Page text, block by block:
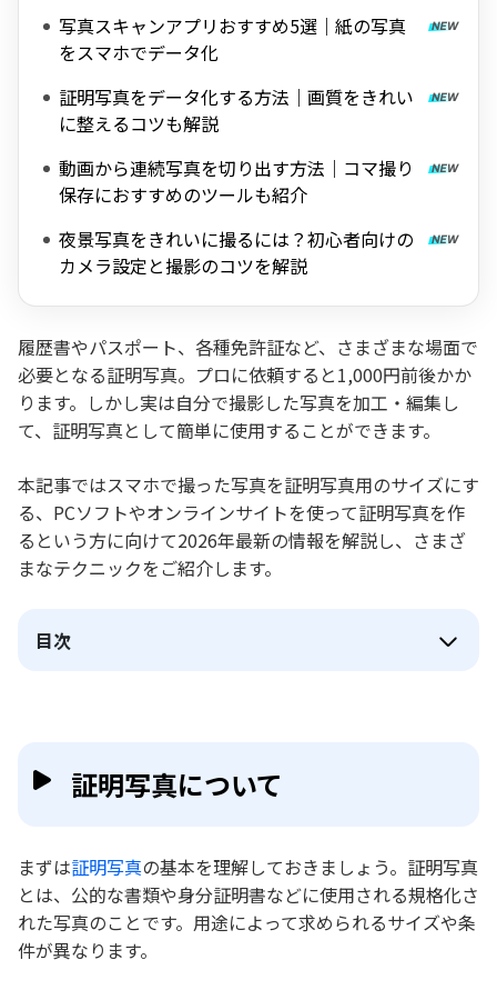
写真スキャンアプリおすすめ5選｜紙の写真
をスマホでデータ化
証明写真をデータ化する方法｜画質をきれい
に整えるコツも解説
動画から連続写真を切り出す方法｜コマ撮り
保存におすすめのツールも紹介
夜景写真をきれいに撮るには？初心者向けの
カメラ設定と撮影のコツを解説
履歴書やパスポート、各種免許証など、さまざまな場面で
必要となる証明写真。プロに依頼すると1,000円前後かか
ります。しかし実は自分で撮影した写真を加工・編集し
て、証明写真として簡単に使用することができます。
本記事ではスマホで撮った写真を証明写真用のサイズにす
る、PCソフトやオンラインサイトを使って証明写真を作
るという方に向けて2026年最新の情報を解説し、さまざ
まなテクニックをご紹介します。
目次
証明写真について
まずは証明写真の基本を理解しておきましょう。証明写真
とは、公的な書類や身分証明書などに使用される規格化さ
れた写真のことです。用途によって求められるサイズや条
件が異なります。